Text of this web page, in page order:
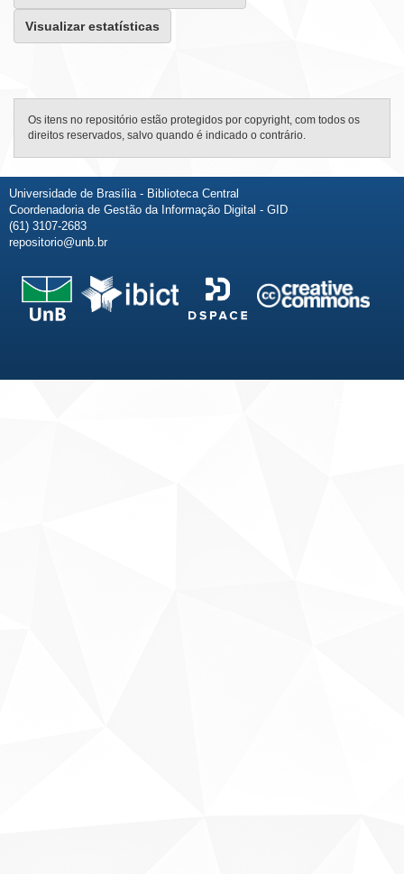
Visualizar estatísticas
Os itens no repositório estão protegidos por copyright, com todos os
direitos reservados, salvo quando é indicado o contrário.
Universidade de Brasília - Biblioteca Central
Coordenadoria de Gestão da Informação Digital - GID
(61) 3107-2683
repositorio@unb.br